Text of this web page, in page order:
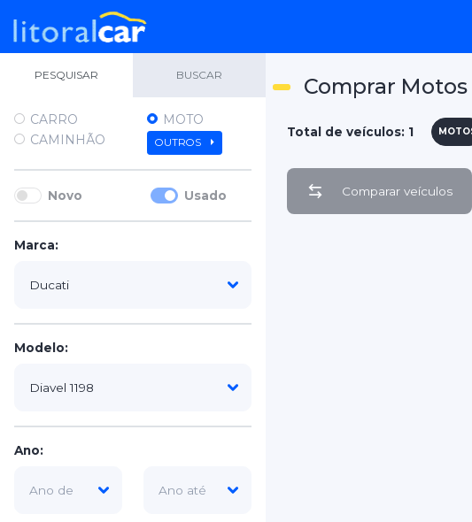
PESQUISAR BUSCAR
CARRO
MOTO
CAMINHÃO
OUTROS
Novo Usado
Marca:
Modelo:
Ano:
Comprar
Total de veículos: 1
Comparar veículos